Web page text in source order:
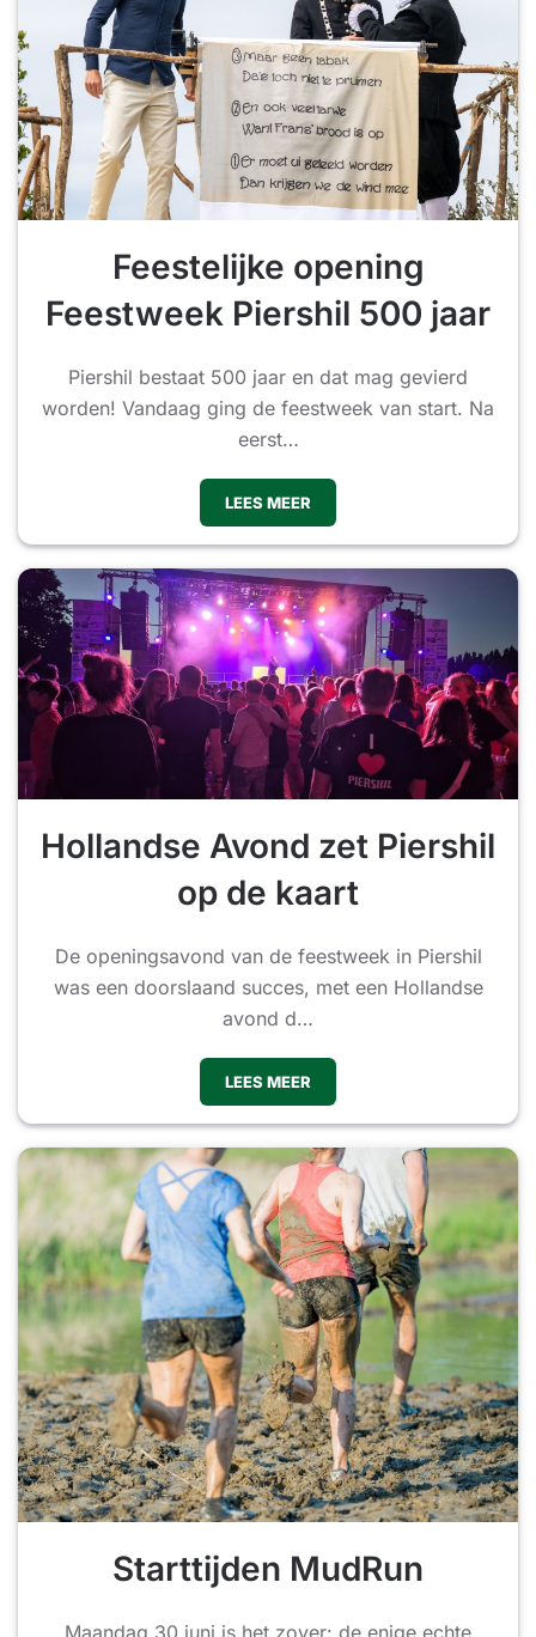
Feestelijke opening
Feestweek Piershil 500 jaar
Piershil bestaat 500 jaar en dat mag gevierd
worden! Vandaag ging de feestweek van start. Na
eerst…
LEES MEER
Hollandse Avond zet Piershil
op de kaart
De openingsavond van de feestweek in Piershil
was een doorslaand succes, met een Hollandse
avond d…
LEES MEER
Starttijden MudRun